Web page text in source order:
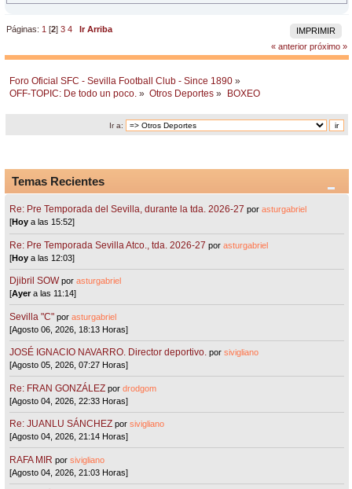
IMPRIMIR
Páginas: 1 [2]3 4
Ir Arriba
« anterior próximo »
Foro Oficial SFC - Sevilla Football Club - Since 1890 »
OFF-TOPIC: De todo un poco. » Otros Deportes » BOXEO
Ir a:
Temas Recientes
Re: Pre Temporada del Sevilla, durante la tda. 2026-27 porasturgabriel
[Hoy a las 15:52]
Re: Pre Temporada Sevilla Atco., tda. 2026-27 porasturgabriel
[Hoy a las 12:03]
Djibril SOW porasturgabriel
[Ayera las 11:14]
Sevilla "C"porasturgabriel
[Agosto 06, 2026, 18:13 Horas]
JOSÉ IGNACIO NAVARRO. Director deportivo. porsivigliano
[Agosto 05, 2026, 07:27 Horas]
Re: FRAN GONZÁLEZ pordrodgom
[Agosto 04, 2026, 22:33 Horas]
Re: JUANLU SÁNCHEZ porsivigliano
[Agosto 04, 2026, 21:14 Horas]
RAFA MIR porsivigliano
[Agosto 04, 2026, 21:03 Horas]